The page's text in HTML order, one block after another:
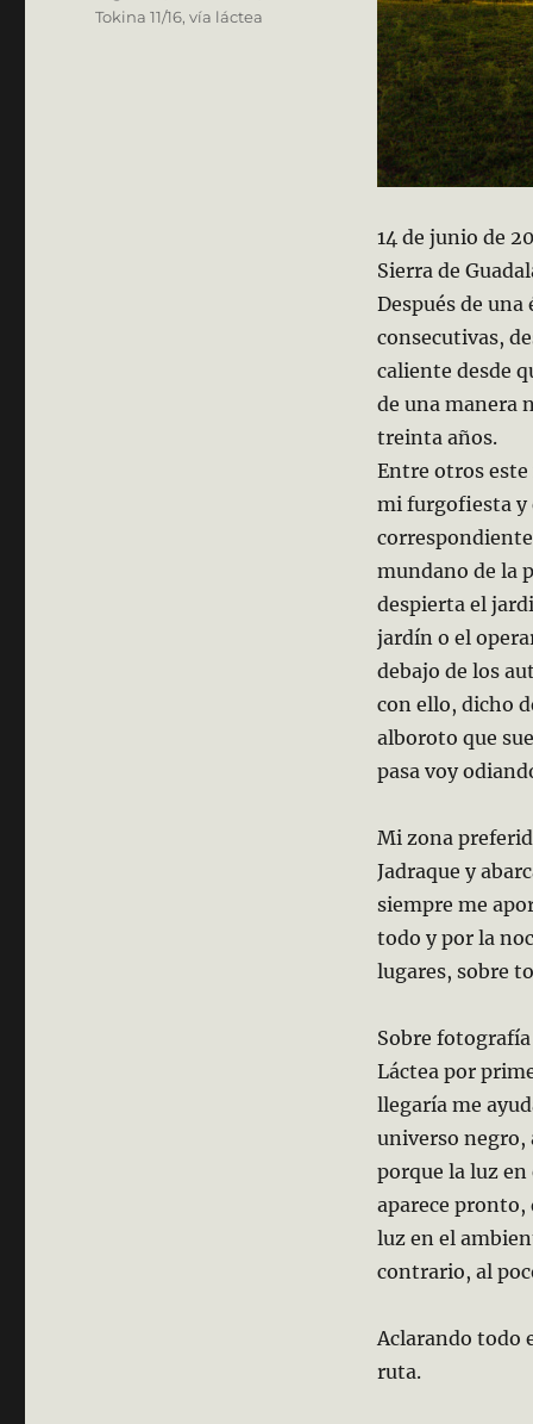
14 de junio de
Sierra de
Después de
consecutivas,
caliente desde
de una manera
treinta años.
Entre otros este
mi furgofiesta y
mundano de la
despierta el
jardín o el
debajo de los
con ello, dicho
alboroto que
pasa voy
Mi zona
Jadraque y
siempre me
todo y por la
lugares, sobre
Sobre
Láctea por
llegaría me
universo negro,
porque la luz en
aparece pronto,
luz en el
contrario, al
Aclarando todo
ruta.
Tokina 11/16,vía láctea